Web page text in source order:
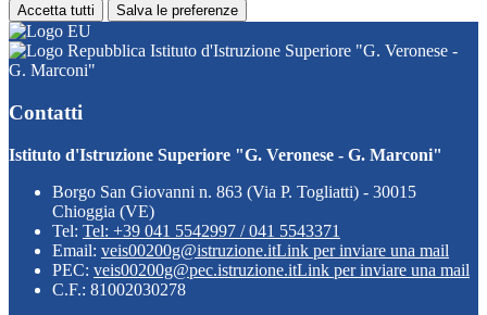
Accetta tutti Salva le preferenze
Istituto d'Istruzione Superiore "G. Veronese -
G. Marconi"
Contatti
Istituto d'Istruzione Superiore "G. Veronese - G. Marconi"
Borgo San Giovanni n. 863 (Via P. Togliatti) - 30015
Chioggia (VE)
Tel: Tel: +39 041 5542997 / 041 5543371
Email: veis00200g@istruzione.itLink per inviare una mail
PEC: veis00200g@pec.istruzione.itLink per inviare una mail
C.F.: 81002030278